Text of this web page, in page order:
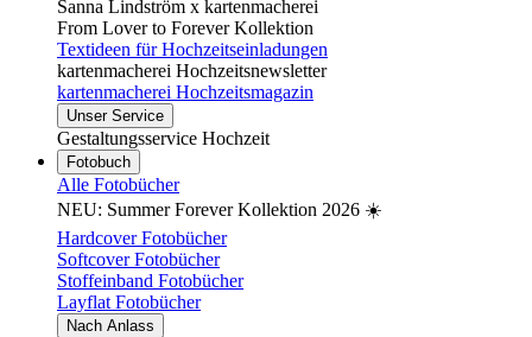
Sanna Lindström x kartenmacherei
From Lover to Forever Kollektion
Textideen für Hochzeitseinladungen
kartenmacherei Hochzeitsnewsletter
kartenmacherei Hochzeitsmagazin
Unser Service
Gestaltungsservice Hochzeit
Fotobuch
Alle Fotobücher
NEU: Summer Forever Kollektion 2026 ☀️
Hardcover Fotobücher
Softcover Fotobücher
Stoffeinband Fotobücher
Layflat Fotobücher
Nach Anlass